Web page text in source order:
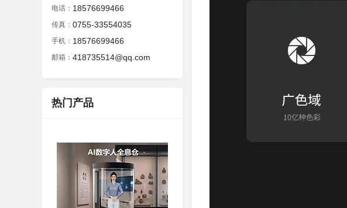
电话： 18576699466
传真： 0755-33554035
手机： 18576699466
邮箱： 418735514@qq.com
热门产品